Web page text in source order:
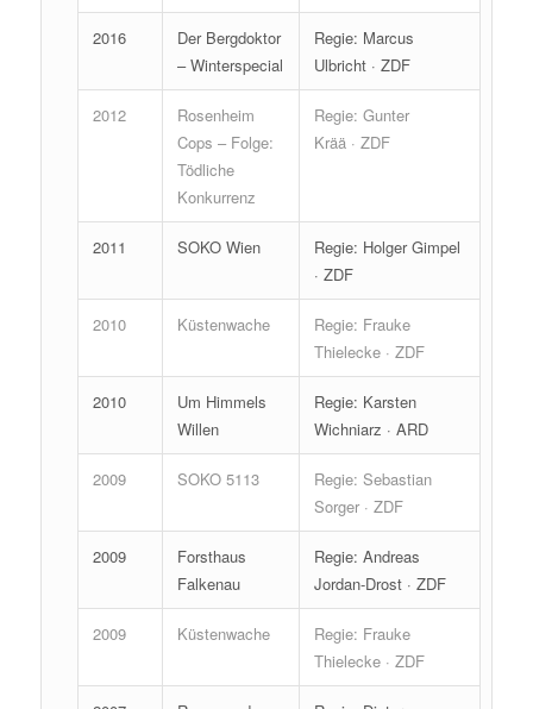
2016
Der Bergdoktor
– Winterspecial
Regie: Marcus
Ulbricht · ZDF
2012
Rosenheim
Cops – Folge:
Tödliche
Konkurrenz
Regie: Gunter
Krää · ZDF
2011 SOKO Wien
Regie: Holger Gimpel
· ZDF
2010 Küstenwache
Regie: Frauke
Thielecke · ZDF
2010
Um Himmels
Willen
Regie: Karsten
Wichniarz · ARD
2009 SOKO 5113
Regie: Sebastian
Sorger · ZDF
2009
Forsthaus
Falkenau
Regie: Andreas
Jordan-Drost · ZDF
2009 Küstenwache
Regie: Frauke
Thielecke · ZDF